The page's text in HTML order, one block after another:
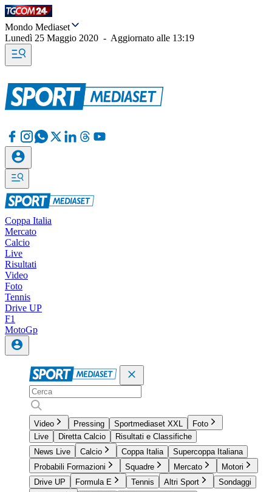
Mondo Mediaset
Lunedì 25 Maggio 2020 - Aggiornato alle 13:19
Coppa Italia
Mercato
Calcio
Live
Risultati
Video
Foto
Tennis
Drive UP
F1
MotoGp
Video Pressing Sportmediaset XXL
Foto
Live
Diretta Calcio
Risultati e Classifiche
News Live
Calcio Coppa Italia
Supercoppa Italiana
Probabili Formazioni
Squadre Mercato
Motori
Drive UP
Formula E Tennis Altri Sport
Sondaggi